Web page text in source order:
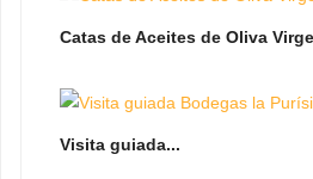
Catas de Aceites de Oliva
Visita guiada...